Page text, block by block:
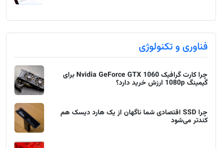
فناوری و تکنولوژی
چرا کارت گرافیک Nvidia GeForce GTX 1060 برای
گیمینگ 1080p ارزش خرید دارد؟
چرا SSD اقتصادی شما ناگهان از یک هارد دیسک هم
کندتر می‌شود